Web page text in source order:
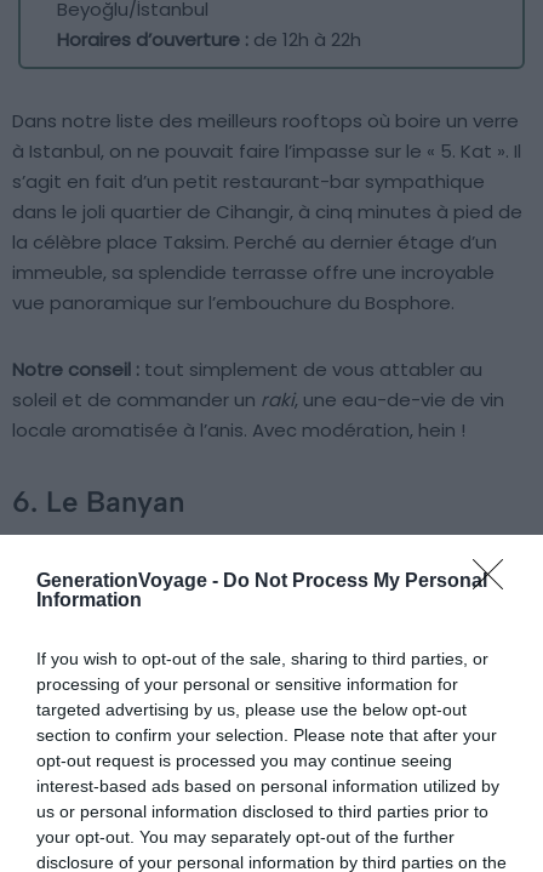
GenerationVoyage - Do Not Process My Personal
Information
If you wish to opt-out of the sale, sharing to third parties, or
processing of your personal or sensitive information for
targeted advertising by us, please use the below opt-out
section to confirm your selection. Please note that after your
opt-out request is processed you may continue seeing
interest-based ads based on personal information utilized by
us or personal information disclosed to third parties prior to
your opt-out. You may separately opt-out of the further
disclosure of your personal information by third parties on the
Beyoğlu/İstanbul
Horaires d’ouverture : de 12h à 22h
Dans notre liste des meilleurs rooftops où boire un verre
à Istanbul, on ne pouvait faire l’impasse sur le « 5. Kat ». Il
s’agit en fait d’un petit restaurant-bar sympathique
dans le joli quartier de Cihangir, à cinq minutes à pied de
la célèbre place Taksim. Perché au dernier étage d’un
immeuble, sa splendide terrasse offre une incroyable
vue panoramique sur l’embouchure du Bosphore.
Notre conseil : tout simplement de vous attabler au
soleil et de commander un raki, une eau-de-vie de vin
locale aromatisée à l’anis. Avec modération, hein !
6. Le Banyan
Voir sur la carte